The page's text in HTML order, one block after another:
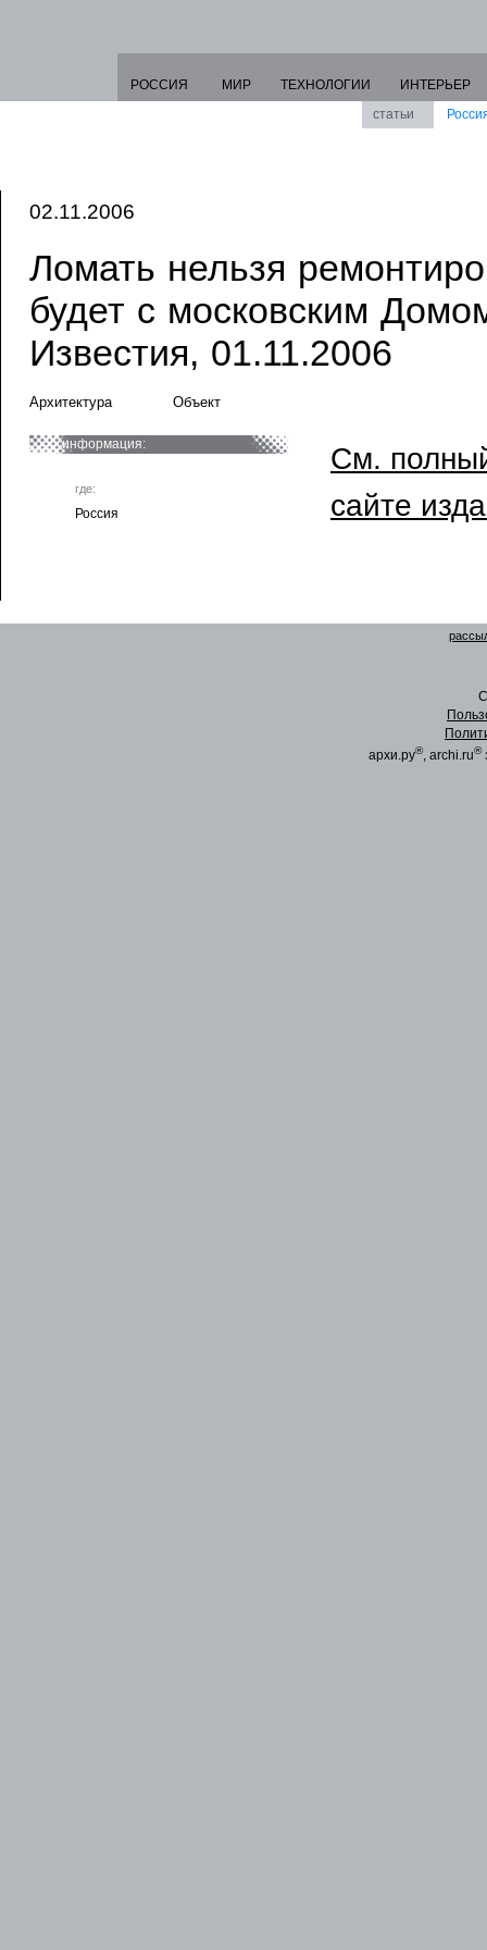
РОССИЯ МИР ТЕХНОЛОГИИ
ИНТЕРЬЕР
статьи
02.11.2006
Ломать нельзя
будет с московским
Известия, 01.11.2006
Архитектура Объект
информация:
где:
Россия
См.
сайте
архи.ру®, archi.ru®